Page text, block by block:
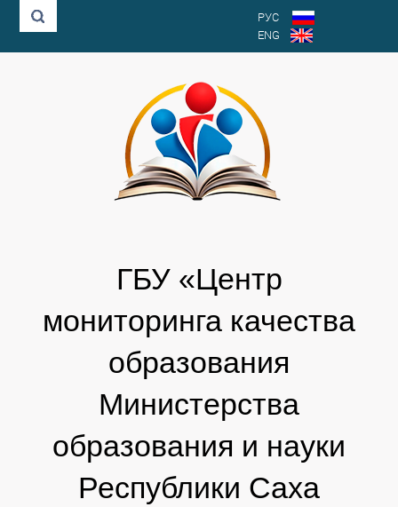
РУС
ENG
ГБУ «Центр
мониторинга качества
образования
Министерства
образования и науки
Республики Саха